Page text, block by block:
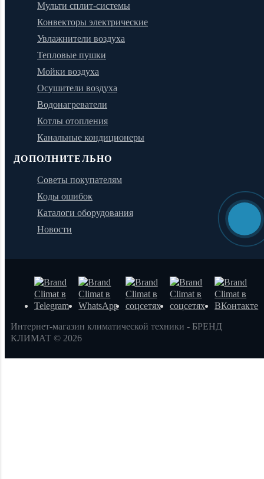
Мульти сплит-системы
Конвекторы электрические
Увлажнители воздуха
Тепловые пушки
Мойки воздуха
Осушители воздуха
Водонагреватели
Котлы отопления
Канальные кондиционеры
ДОПОЛНИТЕЛЬНО
Советы покупателям
Коды ошибок
Каталоги оборудования
Новости
Интернет-магазин климатической техники - БРЕНД
КЛИМАТ © 2026